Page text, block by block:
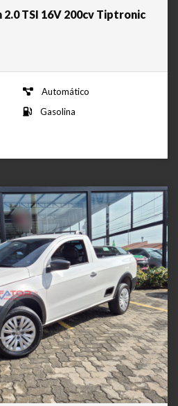
TSI 16V 200cv Tiptronic
Automático
Gasolina